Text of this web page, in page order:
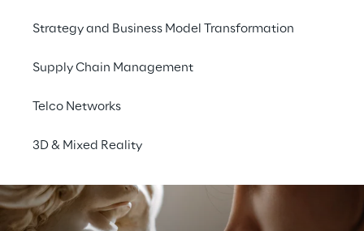
Strategy and Business Model Transformation
Supply Chain Management
Telco Networks
3D & Mixed Reality
Treffen Sie Reply auf der
Innovations- und Networking-Veranstaltung
von SAP rund um die Themen Commerce,